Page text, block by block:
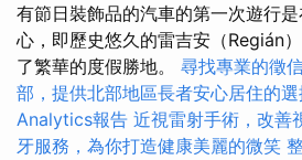
有節日裝飾品的汽車的第一次遊行
心，即歷史悠久的雷吉安（Regián
了繁華的度假勝地。 尋找專業的徵
部，提供北部地區長者安心居住的
Analytics報告 近視雷射手術，改善
牙服務，為你打造健康美麗的微笑